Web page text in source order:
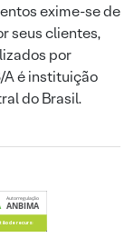
exime-se de
seus clientes,
por
A é instituição
do Brasil.